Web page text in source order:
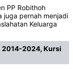
PP Robithoh
juga pernah menjadi
Keluarga
2014-2024, Kursi